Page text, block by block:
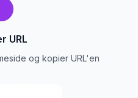
URL
og kopier URL'en